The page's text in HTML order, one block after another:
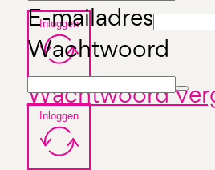
Inloggen
Wachtwoord
E-mailadres
Wachtwoord
Inloggen